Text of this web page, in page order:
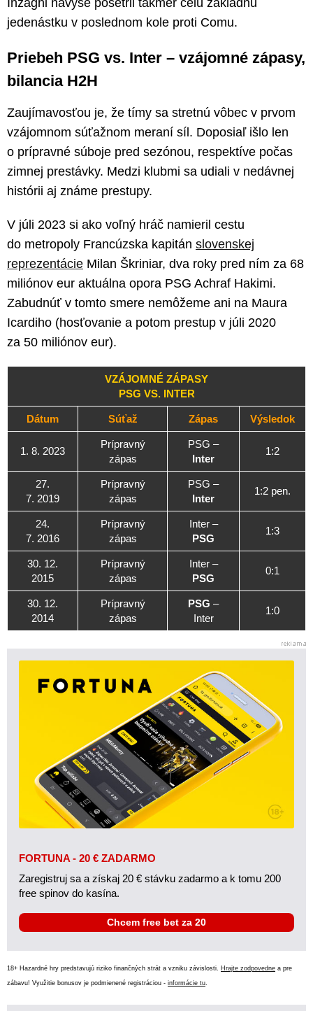
jedenástku v poslednom kole proti Comu.
Priebeh PSG vs. Inter – vzájomné zápasy,
bilancia H2H
Zaujímavosťou je, že tímy sa stretnú vôbec v prvom
vzájomnom súťažnom meraní síl. Doposiaľ išlo len
o prípravné súboje pred sezónou, respektíve počas
zimnej prestávky. Medzi klubmi sa udiali v nedávnej
histórii aj známe prestupy.
V júli 2023 si ako voľný hráč namieril cestu
do metropoly Francúzska kapitán slovenskej
reprezentácie Milan Škriniar, dva roky pred ním za 68
miliónov eur aktuálna opora PSG Achraf Hakimi.
Zabudnúť v tomto smere nemôžeme ani na Maura
Icardiho (hosťovanie a potom prestup v júli 2020
za 50 miliónov eur).
VZÁJOMNÉ ZÁPASY
PSG VS. INTER
Dátum Súťaž Zápas Výsledok
1. 8. 2023
Prípravný
zápas
PSG –
Inter
1:2
27.
7. 2019
Prípravný
zápas
PSG –
Inter
1:2 pen.
24.
7. 2016
Prípravný
zápas
Inter –
PSG
1:3
30. 12.
2015
Prípravný
zápas
Inter –
PSG
0:1
30. 12.
2014
Prípravný
zápas
PSG –
Inter
1:0
FORTUNA - 20 € ZADARMO
Zaregistruj sa a získaj 20 € stávku zadarmo a k tomu 200
free spinov do kasína.
Chcem free bet za 20
18+ Hazardné hry predstavujú riziko finančných strát a vzniku závislosti. Hrajte zodpovedne a pre
zábavu! Využitie bonusov je podmienené registráciou - informácie tu